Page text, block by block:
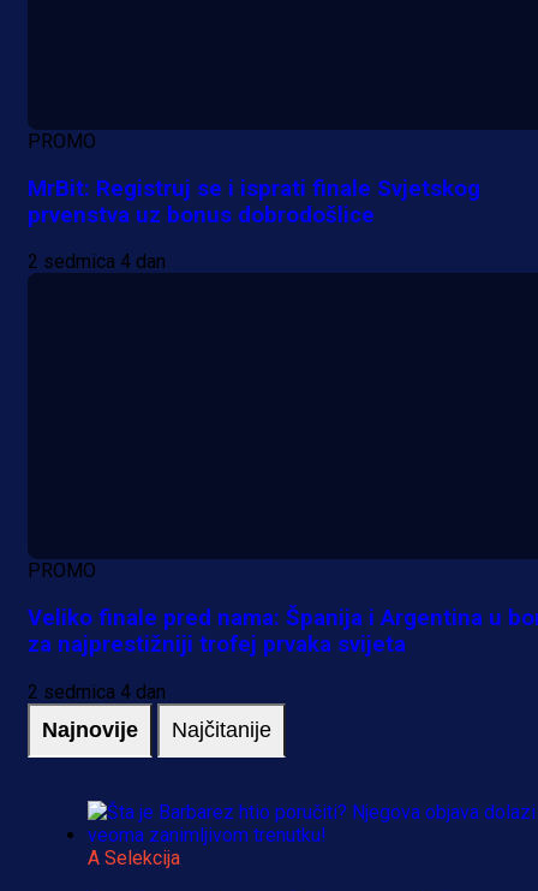
PROMO
MrBit: Registruj se i isprati finale Svjetskog
prvenstva uz bonus dobrodošlice
2 sedmica 4 dan
PROMO
Veliko finale pred nama: Španija i Argentina u
za najprestižniji trofej prvaka svijeta
2 sedmica 4 dan
Najnovije Najčitanije
A Selekcija